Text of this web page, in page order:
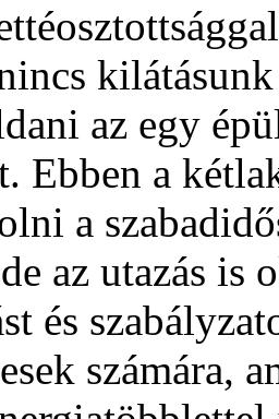
az egy
Ebben a
a
az utazás is
és
számára,